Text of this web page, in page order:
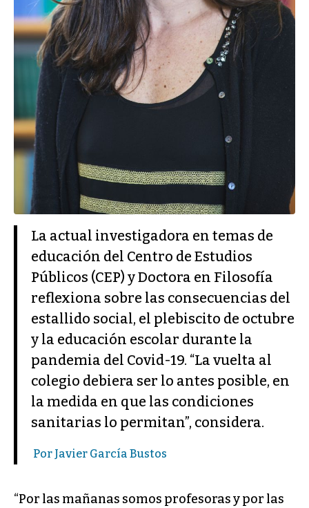
La actual investigadora en temas de
educación del Centro de Estudios
Públicos (CEP) y Doctora en Filosofía
reflexiona sobre las consecuencias del
estallido social, el plebiscito de octubre
y la educación escolar durante la
pandemia del Covid-19. “La vuelta al
colegio debiera ser lo antes posible, en
la medida en que las condiciones
sanitarias lo permitan”, considera.
Por Javier García Bustos
“Por las mañanas somos profesoras y por las